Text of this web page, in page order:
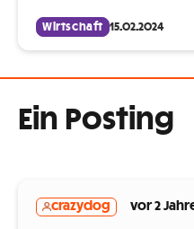
Wirtschaft 15.02.2024
Ein Posting
crazydog vor 2